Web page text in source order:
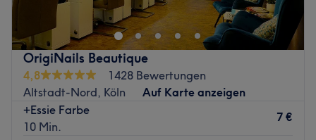
OrigiNails Beautique
4,8
1428 Bewertungen
Altstadt-Nord, Köln
Auf Karte anzeigen
+Essie Farbe
10 Min.
7 €